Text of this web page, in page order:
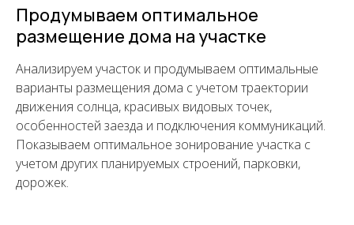
Продумываем оптимальное
размещение дома на участке
Анализируем участок и продумываем оптимальные
варианты размещения дома с учетом траектории
движения солнца, красивых видовых точек,
особенностей заезда и подключения коммуникаций.
Показываем оптимальное зонирование участка с
учетом других планируемых строений, парковки,
дорожек.